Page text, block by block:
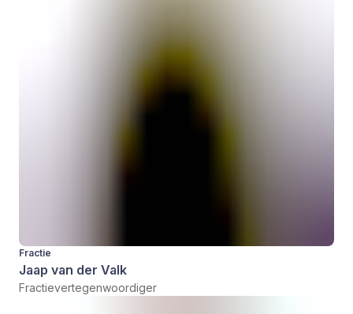
Fractie
Jaap van der Valk
Fractievertegenwoordiger